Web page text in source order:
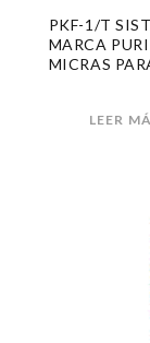
PKF-1/T
MARCA
MICRAS
LEER